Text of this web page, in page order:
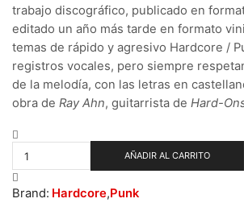
trabajo discográfico, publicado en
editado un año más tarde en formato
temas de rápido y agresivo Hardcore /
registros vocales, pero siempre
de la melodía, con las letras en
obra de Ray Ahn, guitarrista de Hard-
De
AÑADIR AL CARRITO
Brand: Hardcore,Punk